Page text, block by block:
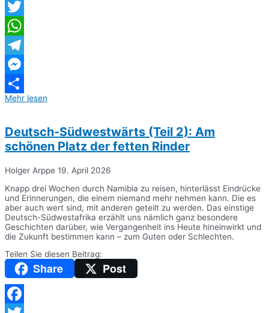
Facebook
Twitter
WhatsApp
Telegram
Messenger
Teilen
Mehr lesen
Deutsch-Südwestwärts (Teil 2): Am
schönen Platz der fetten Rinder
Holger Arppe 19. April 2026
Knapp drei Wochen durch Namibia zu reisen, hinterlässt Eindrücke
und Erinnerungen, die einem niemand mehr nehmen kann. Die es
aber auch wert sind, mit anderen geteilt zu werden. Das einstige
Deutsch-Südwestafrika erzählt uns nämlich ganz besondere
Geschichten darüber, wie Vergangenheit ins Heute hineinwirkt und
die Zukunft bestimmen kann – zum Guten oder Schlechten.
Teilen Sie diesen Beitrag:
Share Post